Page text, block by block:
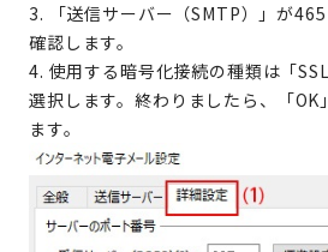
3. 「送信サーバー（SMTP）」が
確認します。
4. 使用する暗号化接続の種類は「
選択します。終わりましたら、「OK
ます。